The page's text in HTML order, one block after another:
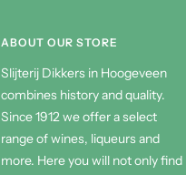
ABOUT OUR STORE
Slijterij Dikkers in Hoogeveen
combines history and quality.
Since 1912 we offer a select
range of wines, liqueurs and
more. Here you will not only find